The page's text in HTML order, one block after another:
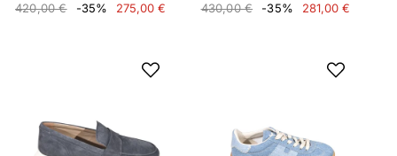
420,00 €
-35% 275,00 €
430,00 €
-35% 281,00 €